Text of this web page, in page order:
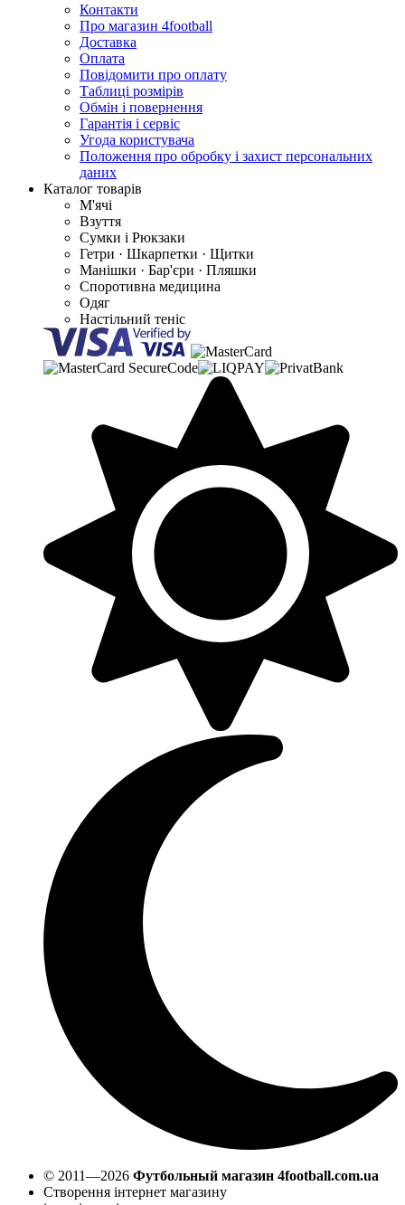
Контакти
Про магазин 4football
Доставка
Оплата
Повідомити про оплату
Таблиці розмірів
Обмін і повернення
Гарантія і сервіс
Угода користувача
Положення про обробку і захист персональних
даних
Каталог товарів
М'ячі
Взуття
Сумки і Рюкзаки
Гетри · Шкарпетки · Щитки
Манішки · Бар'єри · Пляшки
Споротивна медицина
Одяг
Настільний теніс
© 2011—2026 Футбольный магазин 4football.com.ua
Створення інтернет магазину